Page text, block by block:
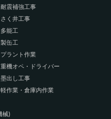
耐震補強工事
さく井工事
多能工
製缶工
プラント作業
重機オペ・ドライバー
墨出し工事
軽作業・倉庫内作業
械)